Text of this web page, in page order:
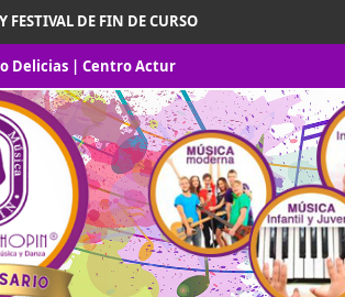
FESTIVAL DE FIN DE CURSO
Delicias |Centro Actur